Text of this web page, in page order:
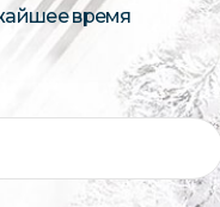
время